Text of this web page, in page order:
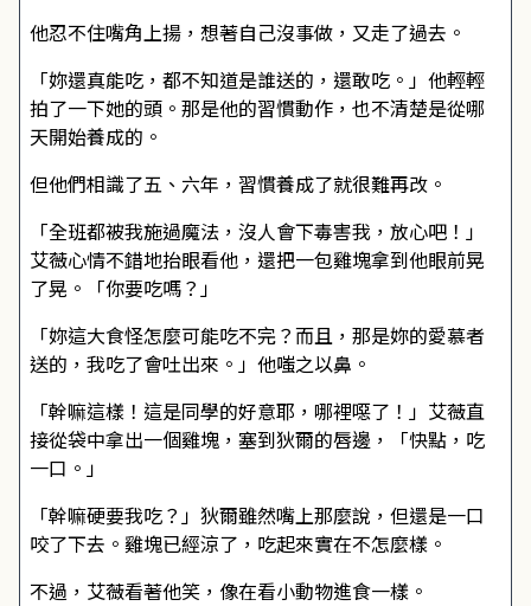
他忍不住嘴角上揚，想著自己沒事做，又走了過去。
「妳還真能吃，都不知道是誰送的，還敢吃。」他輕輕
拍了一下她的頭。那是他的習慣動作，也不清楚是從哪
天開始養成的。
但他們相識了五、六年，習慣養成了就很難再改。
「全班都被我施過魔法，沒人會下毒害我，放心吧！」
艾薇心情不錯地抬眼看他，還把一包雞塊拿到他眼前晃
了晃。「你要吃嗎？」
「妳這大食怪怎麼可能吃不完？而且，那是妳的愛慕者
送的，我吃了會吐出來。」他嗤之以鼻。
「幹嘛這樣！這是同學的好意耶，哪裡噁了！」艾薇直
接從袋中拿出一個雞塊，塞到狄爾的唇邊，「快點，吃
一口。」
「幹嘛硬要我吃？」狄爾雖然嘴上那麼說，但還是一口
咬了下去。雞塊已經涼了，吃起來實在不怎麼樣。
不過，艾薇看著他笑，像在看小動物進食一樣。